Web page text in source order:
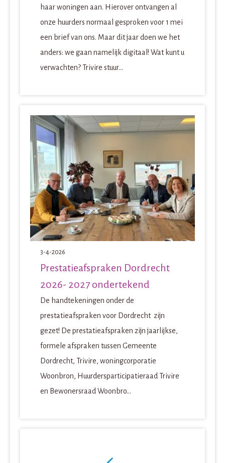
haar woningen aan. Hierover ontvangen al
onze huurders normaal gesproken voor 1 mei
een brief van ons. Maar dit jaar doen we het
anders: we gaan namelijk digitaal! Wat kunt u
verwachten? Trivire stuur...
Prestatieafspraken Dordrecht
2026- 2027 ondertekend
3-4-2026
De handtekeningen onder de
prestatieafspraken voor Dordrecht zijn
gezet! De prestatieafspraken zijn jaarlijkse,
formele afspraken tussen Gemeente
Dordrecht, Trivire, woningcorporatie
Woonbron, Huurdersparticipatieraad Trivire
en Bewonersraad Woonbro...